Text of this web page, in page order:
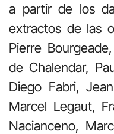
a partir de los
extractos de las
Pierre
de Chalendar,
Diego Fabri,
Marcel Legaut,
Nacianceno,